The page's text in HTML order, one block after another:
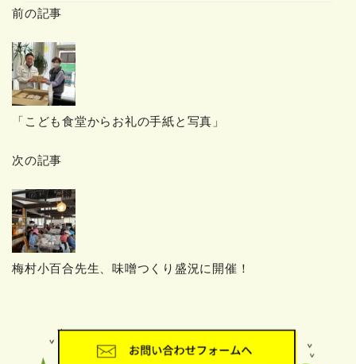
リ
前の記事
「こども食堂からお礼の手紙と写真」
次の記事
梅村小百合先生、味噌つくり盛況に開催！